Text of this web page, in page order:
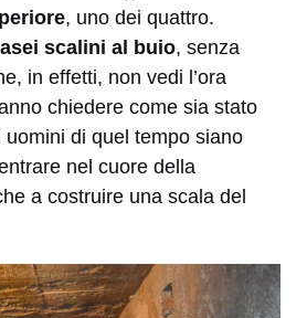
, uno dei quattro.
scalini al buio, senza
in effetti, non vedi l’ora
chiedere come sia stato
di quel tempo siano
nel cuore della
a costruire una scala del